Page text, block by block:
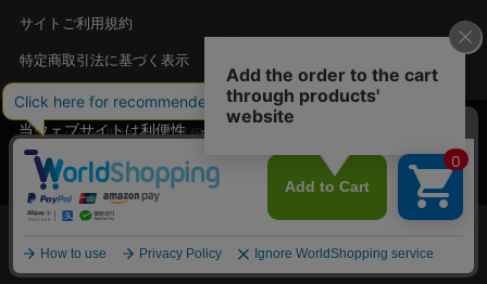
サイトご利用規約
特定商取引法に基づく表示
古物営業法に基づく表示
プライバシー規約・個人情報の取り扱い
カスタマーハラスメントに対する基本方針
English 中文
© Madras Inc. All rights reserved.
当ウェブサイトは利便性、品質維持・向上を目的
にCookieを使用しております。詳細はプライバシ
ー規約をご覧ください。
承諾する